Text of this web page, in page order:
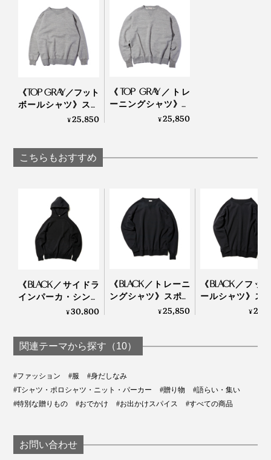
化を図っていたことが分かります。
1937～1938 FALL & WINTER CATALOG
また、アイビーリーグの大学名や個人名が胸に印刷され
りのあるアイビーリーグの学生たちに支持されていたこ
とが想像できます。
《TOP GRAY／フット
ボールシャツ》スポ
ルディング社の名作
なスウェット｜A.G.
Spalding & Bros
¥25,850
《TOP GRAY／トレ
ーニングシャツ》腕
元をすっきりと見せ
¥25,850
こちらもおすすめ
《BLACK／サイドラ
インパーカ・シング
ル》スポルディング
ク」をMade in Japan
で｜A.G. Spalding &
¥30,800
《BLACK／トレーニ
ングシャツ》スポル
ディング社の名作か
Made in Japanで｜
A.G. Spalding & Bros
¥25,850
《BLACK／フッ
ールシャツ》ス
ディング社の名
Made in Japan
¥
関連テーマから探す（10）
#ファッション #服
#身だしなみ
#Tシャツ・ポロシャツ・ニット・パーカー
#贈り物
#語らい・集い
#特別な贈りもの
#おでかけ #お出かけスパイス #すべての商品
お問い合わせ